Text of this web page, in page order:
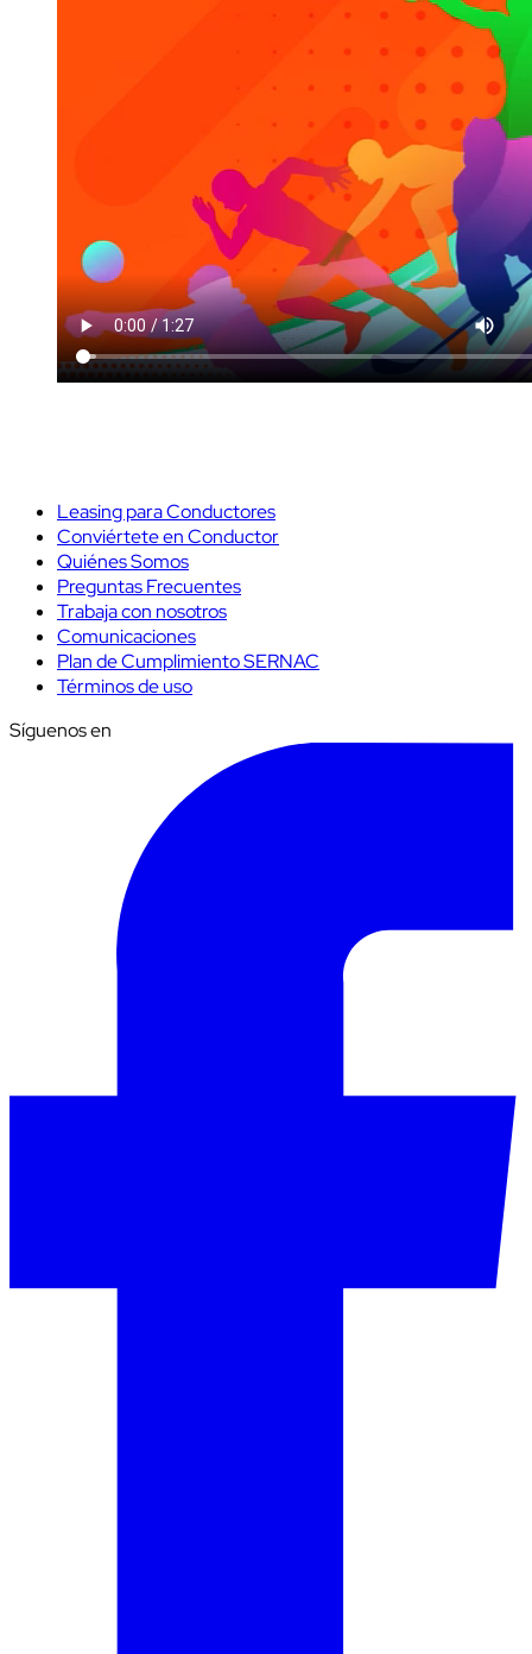
Leasing para Conductores
Conviértete en Conductor
Quiénes Somos
Preguntas Frecuentes
Trabaja con nosotros
Comunicaciones
Plan de Cumplimiento SERNAC
Términos de uso
Síguenos en